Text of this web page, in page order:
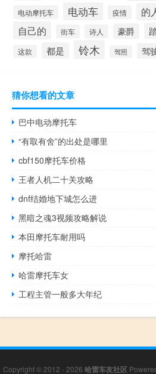
电动摩托车 电动车 疫情 的
自己的 街车 诗人 豪爵
这款 都是 铃木 驾照 驾
猜你想看的文章
巴中电动摩托车
“有取有舍”的出处是哪里
cbf150摩托车价格
王者人机二十关攻略
dnf结婚地下城怎么进
黑暗之魂3视频攻略解说
本田摩托车耐用吗
摩托哈雷
哈雷摩托车女
工程主管一般多大年纪
Copyright © 2012 - 2026 哈雷车友社区